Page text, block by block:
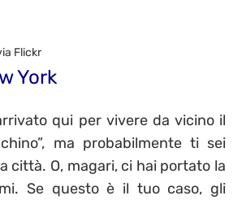
Flickr
York
qui per vivere da vicino il
ma probabilmente ti sei
città. O, magari, ci hai portato la
Se questo è il tuo caso, gli